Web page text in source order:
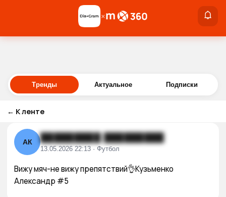
Войти
×
Тренды Актуальное Подписки
← К ленте
АК █████████ █████████
13.05.2026 22:13 · Футбол
Вижу мяч-не вижу препятствий👌Кузьменко
Александр #5